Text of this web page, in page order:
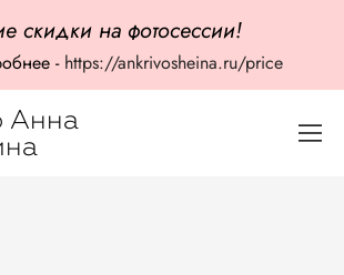
скидки на фотосессии!
- https://ankrivosheina.ru/price
Анна